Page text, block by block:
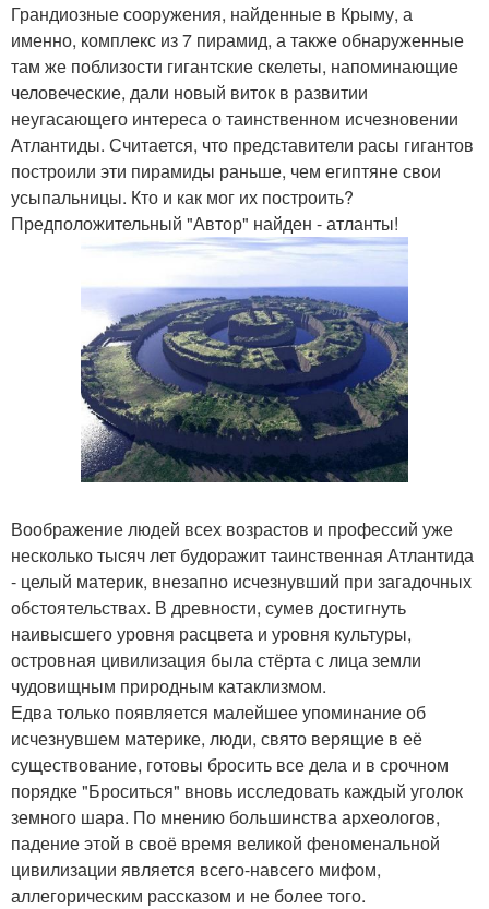
Грандиозные сооружения, найденные в Крыму, а
именно, комплекс из 7 пирамид, а также обнаруженные
там же поблизости гигантские скелеты, напоминающие
человеческие, дали новый виток в развитии
неугасающего интереса о таинственном исчезновении
Атлантиды. Считается, что представители расы гигантов
построили эти пирамиды раньше, чем египтяне свои
усыпальницы. Кто и как мог их построить?
Предположительный "Автор" найден - атланты!
Воображение людей всех возрастов и профессий уже
несколько тысяч лет будоражит таинственная Атлантида
- целый материк, внезапно исчезнувший при загадочных
обстоятельствах. В древности, сумев достигнуть
наивысшего уровня расцвета и уровня культуры,
островная цивилизация была стёрта с лица земли
чудовищным природным катаклизмом.
Едва только появляется малейшее упоминание об
исчезнувшем материке, люди, свято верящие в её
существование, готовы бросить все дела и в срочном
порядке "Броситься" вновь исследовать каждый уголок
земного шара. По мнению большинства археологов,
падение этой в своё время великой феноменальной
цивилизации является всего-навсего мифом,
аллегорическим рассказом и не более того.